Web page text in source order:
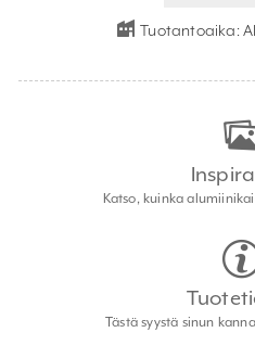
Tuotantoaika:
Katso, kuinka
Tästä syystä sinun